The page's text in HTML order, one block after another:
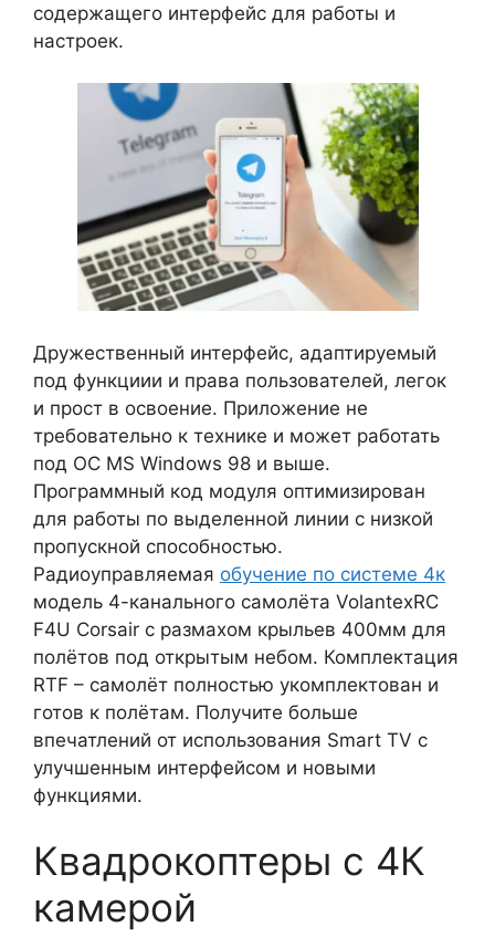
содержащего интерфейс для работы и
настроек.
Дружественный интерфейс, адаптируемый
под функциии и права пользователей, легок
и прост в освоение. Приложение не
требовательно к технике и может работать
под ОС MS Windows 98 и выше.
Программный код модуля оптимизирован
для работы по выделенной линии с низкой
пропускной способностью.
Радиоуправляемая обучение по системе 4к
модель 4-канального самолёта VolantexRC
F4U Corsair с размахом крыльев 400мм для
полётов под открытым небом. Комплектация
RTF – самолёт полностью укомплектован и
готов к полётам. Получите больше
впечатлений от использования Smart ТV с
улучшенным интерфейсом и новыми
функциями.
Квадрокоптеры с 4К
камерой